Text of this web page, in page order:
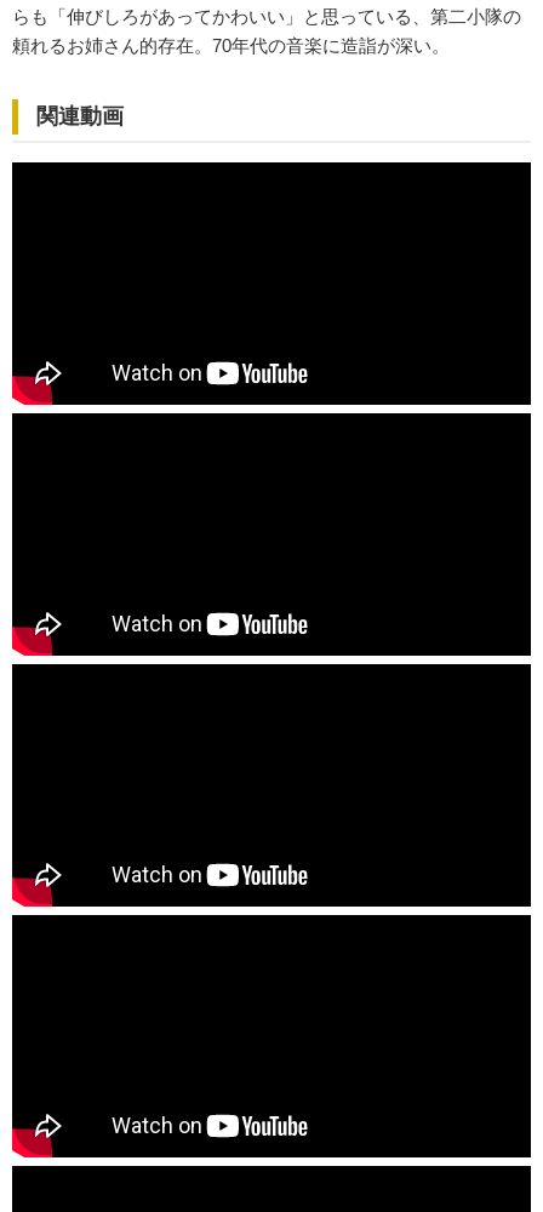
らも「伸びしろがあってかわいい」と思っている、第二小隊の
頼れるお姉さん的存在。70年代の音楽に造詣が深い。
関連動画